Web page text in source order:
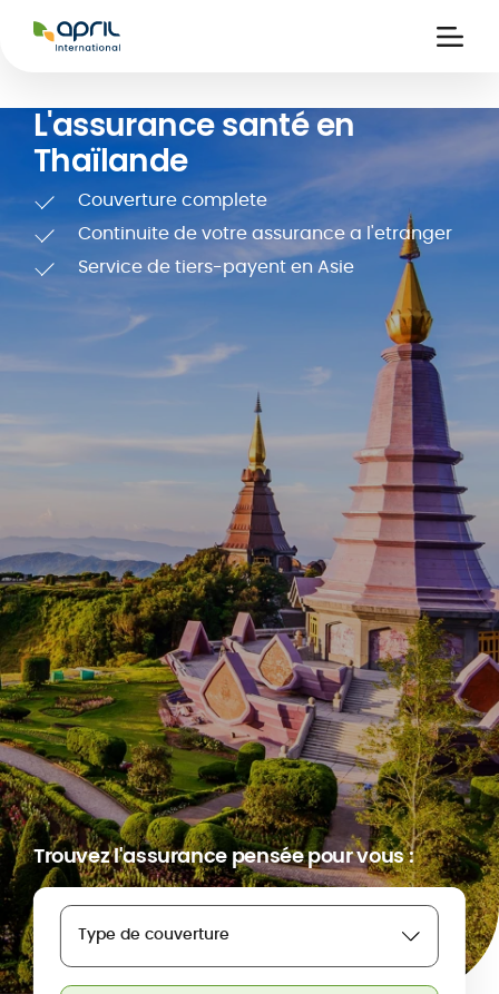
International
Carte assuré
L'assurance santé en
Thaïlande
Couverture complete
Continuite de votre assurance a l'etranger
Service de tiers-payent en Asie
Trouvez l'assurance pensée pour vous :
Type de couverture